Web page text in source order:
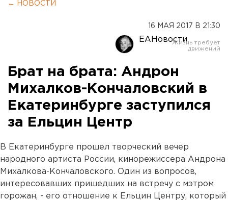
← НОВОСТИ
16 МАЯ 2017 В 21:30
ЕАНовости
Брат на брата: Андрон
Михалков-Кончаловский в
Екатеринбурге заступился
за Ельцин Центр
В Екатеринбурге прошел творческий вечер
народного артиста России, кинорежиссера Андрона
Михалкова-Кончаловского. Один из вопросов,
интересовавших пришедших на встречу с мэтром
горожан, - его отношение к Ельцин Центру, который